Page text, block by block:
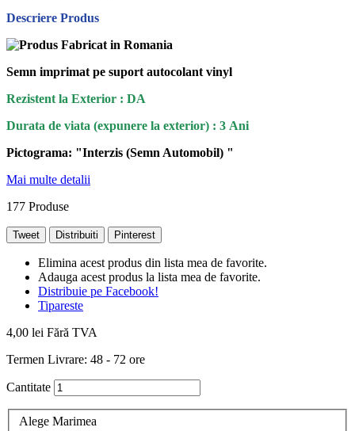
Descriere Produs
Semn imprimat pe suport autocolant vinyl
Rezistent la Exterior : DA
Durata de viata (expunere la exterior) : 3 Ani
Pictograma: "Interzis (Semn Automobil) "
Mai multe detalii
177 Produse
Tweet Distribuiti Pinterest
Elimina acest produs din lista mea de favorite.
Adauga acest produs la lista mea de favorite.
Distribuie pe Facebook!
Tipareste
4,00 lei Fără TVA
Termen Livrare: 48 - 72 ore
Cantitate
Alege Marimea